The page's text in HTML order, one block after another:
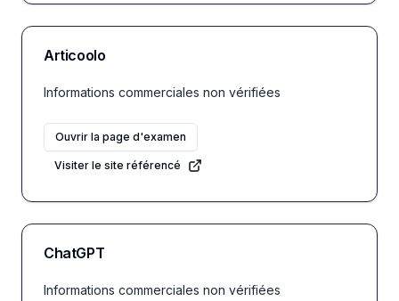
Articoolo
Informations commerciales non vérifiées
Ouvrir la page d'examen
Visiter le site référencé
ChatGPT
Informations commerciales non vérifiées